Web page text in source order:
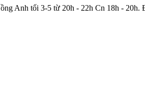
Anh tối 3-5 từ 20h - 22h Cn 18h -